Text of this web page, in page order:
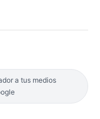
a tus medios